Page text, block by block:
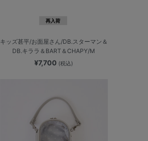
再入荷
キッズ甚平/お面屋さん/DB.スターマン＆
DB.キララ＆BART＆CHAPY/M
¥7,700 (税込)